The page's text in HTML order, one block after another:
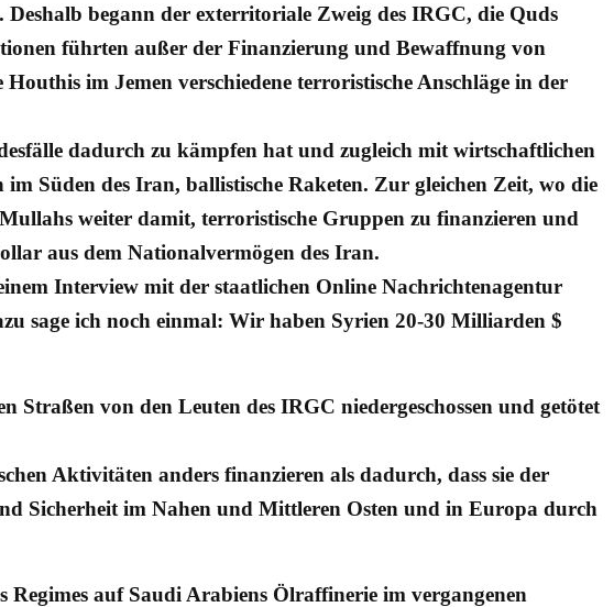
begann der exterritoriale Zweig des IRGC, die Quds
führten außer der Finanzierung und Bewaffnung von
im Jemen verschiedene terroristische Anschläge in der
dadurch zu kämpfen hat und zugleich mit wirtschaftlichen
Süden des Iran, ballistische Raketen. Zur gleichen Zeit, wo die
weiter damit, terroristische Gruppen zu finanzieren und
aus dem Nationalvermögen des Iran.
Interview mit der staatlichen Online Nachrichtenagentur
sage ich noch einmal: Wir haben Syrien 20-30 Milliarden $
Straßen von den Leuten des IRGC niedergeschossen und getötet
Aktivitäten anders finanzieren als dadurch, dass sie der
Sicherheit im Nahen und Mittleren Osten und in Europa durch
auf Saudi Arabiens Ölraffinerie im vergangenen